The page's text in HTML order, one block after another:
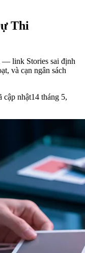
Thi
— link Stories sai định
và cạn ngân sách
cập nhật14 tháng 5,